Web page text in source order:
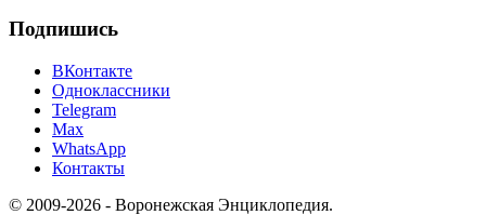
Подпишись
ВКонтакте
Одноклассники
Telegram
Max
WhatsApp
Контакты
© 2009-2026 - Воронежская Энциклопедия.